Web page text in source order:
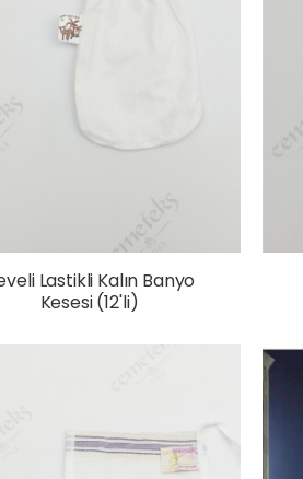
Lastikli Kalın Banyo
Kesesi (12'li)